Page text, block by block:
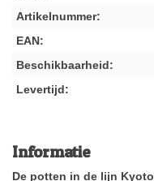
Artikelnummer:
EAN:
Beschikbaarheid:
Levertijd:
Informatie
De potten in de lijn Kyoto